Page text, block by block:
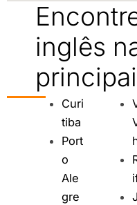
inglês
Curi
tiba
Port
o
Ale
gre